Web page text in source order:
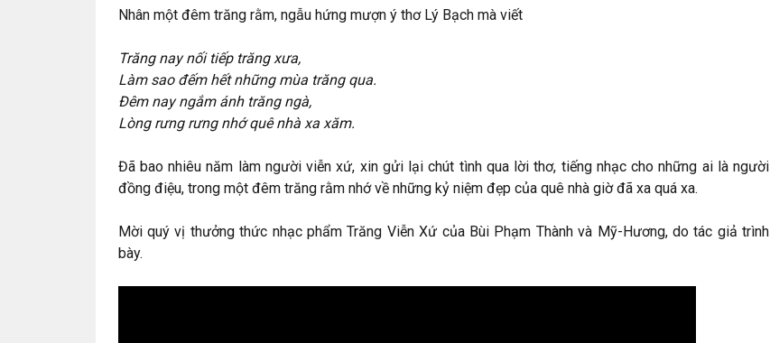
Nhân một đêm trăng rằm, ngẫu hứng mượn ý thơ Lý Bạch mà viết
Trăng nay nối tiếp trăng xưa,
Làm sao đếm hết những mùa trăng qua.
Đêm nay ngắm ánh trăng ngà,
Lòng rưng rưng nhớ quê nhà xa xăm.
Đã bao nhiêu năm làm người viễn xứ, xin gửi lại chút tình qua lời thơ, tiếng nhạc cho những ai là người
đồng điệu, trong một đêm trăng rằm nhớ về những kỷ niệm đẹp của quê nhà giờ đã xa quá xa.
Mời quý vị thưởng thức nhạc phẩm Trăng Viễn Xứ của Bùi Phạm Thành và Mỹ-Hương, do tác giả trình
bày.